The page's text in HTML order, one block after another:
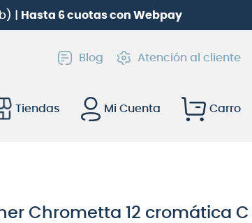
| Hasta 6 cuotas con Webpay
Blog Atención al cliente
Tiendas
Mi Cuenta
Chrometta 12 cromática C